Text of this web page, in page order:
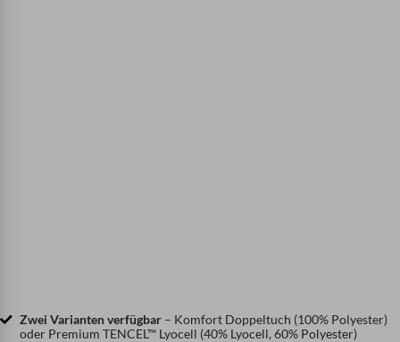
Zwei Varianten verfügbar – Komfort Doppeltuch (100% Polyester)
oder Premium TENCEL™ Lyocell (40% Lyocell, 60% Polyester)